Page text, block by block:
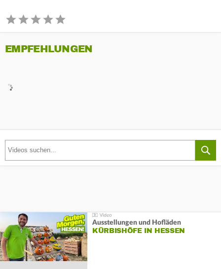
EMPFEHLUNGEN
Ausstellungen und Hofläden
KÜRBISHÖFE IN HESSEN